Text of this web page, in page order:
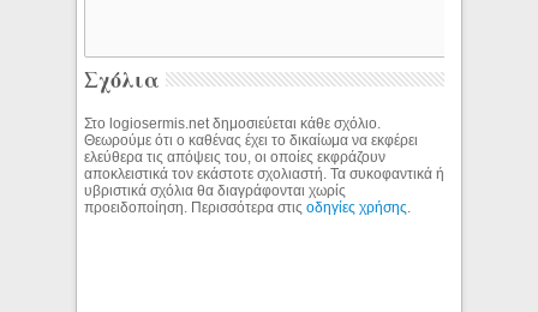
Σχόλια
Στο logiosermis.net δημοσιεύεται κάθε σχόλιο.
Θεωρούμε ότι ο καθένας έχει το δικαίωμα να εκφέρει
ελεύθερα τις απόψεις του, οι οποίες εκφράζουν
αποκλειστικά τον εκάστοτε σχολιαστή. Τα συκοφαντικά ή
υβριστικά σχόλια θα διαγράφονται χωρίς
προειδοποίηση. Περισσότερα στιςοδηγίες χρήσης